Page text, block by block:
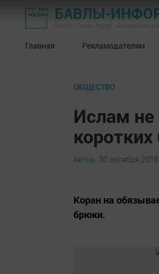
БАВЛЫ-
Главная Рекламодателям
ОБЩЕСТВО
Ислам не
Автор, 30 октября
Коран на
брюки.